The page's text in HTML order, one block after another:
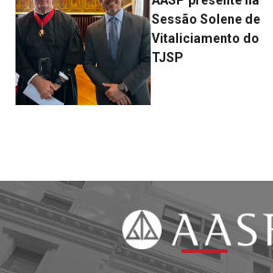
Sessão Solene de
Vitaliciamento do
TJSP